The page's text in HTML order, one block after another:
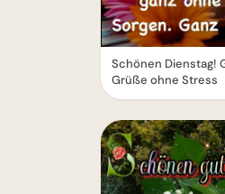
Schönen Dienstag!
Grüße ohne Stress